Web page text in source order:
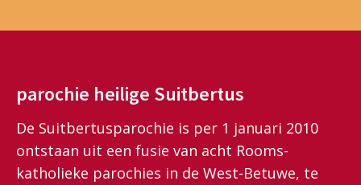
parochie heilige Suitbertus
De Suitbertusparochie is per 1 januari 2010
ontstaan uit een fusie van acht Rooms-
katholieke parochies in de West-Betuwe, te